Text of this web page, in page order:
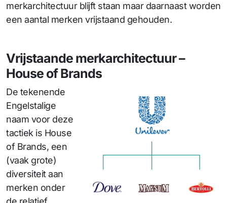
merkarchitectuur blijft staan maar daarnaast worden
een aantal merken vrijstaand gehouden.
Vrijstaande merkarchitectuur –
House of Brands
De tekenende
Engelstalige
naam voor deze
tactiek is House
of Brands, een
(vaak grote)
diversiteit aan
merken onder